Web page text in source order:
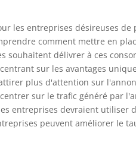
les entreprises désireuses
comment mettre en
délivrer à ces
sur les avantages
plus d'attention sur
sur le trafic généré par
entreprises devraient utiliser
peuvent améliorer le